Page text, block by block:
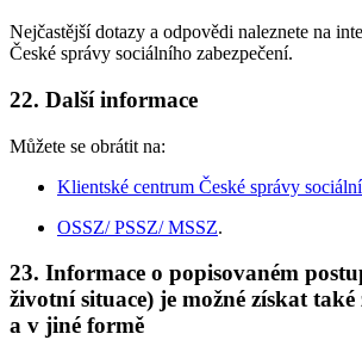
Nejčastější dotazy a odpovědi naleznete na
České správy sociálního zabezpečení.
22. Další informace
Můžete se obrátit na:
Klientské centrum České správy
OSSZ/ PSSZ/ MSSZ.
23. Informace o popisovaném
životní situace) je možné získat
a v jiné formě